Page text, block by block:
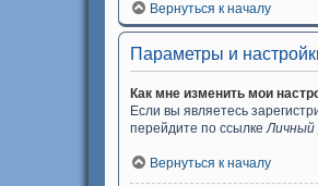
Вернуться к началу
Параметры и
Как мне изменить мои
Если вы являетесь
перейдите по ссылкеЛичный
Вернуться к началу